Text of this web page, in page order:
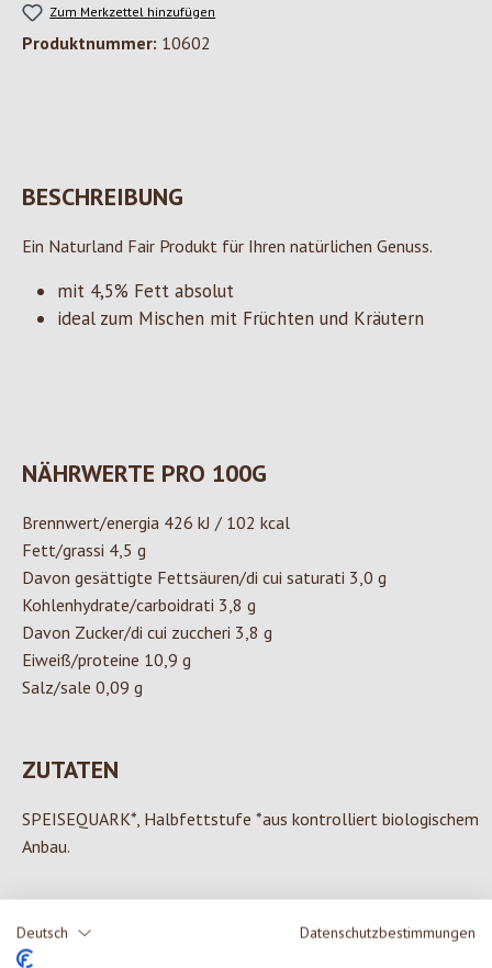
Deutsch Datenschutzbestimmungen
Zum Merkzettel hinzufügen
Produktnummer: 10602
BESCHREIBUNG
Ein Naturland Fair Produkt für Ihren natürlichen Genuss.
mit 4,5% Fett absolut
ideal zum Mischen mit Früchten und Kräutern
NÄHRWERTE PRO 100G
Brennwert/energia 426 kJ / 102 kcal
Fett/grassi 4,5 g
Davon gesättigte Fettsäuren/di cui saturati 3,0 g
Kohlenhydrate/carboidrati 3,8 g
Davon Zucker/di cui zuccheri 3,8 g
Eiweiß/proteine 10,9 g
Salz/sale 0,09 g
ZUTATEN
SPEISEQUARK*, Halbfettstufe *aus kontrolliert biologischem
Anbau.
0 von 0 Bewertungen